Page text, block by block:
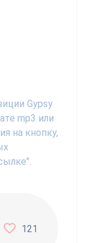
Gypsy
mp3 или
на кнопку,
!!!
121